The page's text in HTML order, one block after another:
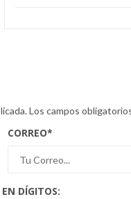
Los campos
CORREO*
DÍGITOS: